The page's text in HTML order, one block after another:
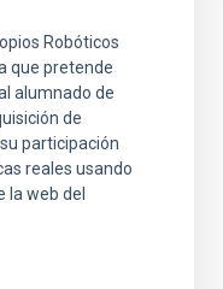
Robóticos
que pretende
alumnado de
de
participación
reales usando
la web del